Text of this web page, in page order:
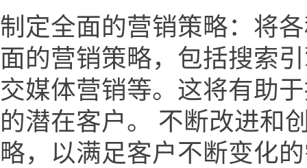
制定全面的营销策略：将
面的营销策略，包括搜索
交媒体营销等。这将有助
的潜在客户。 不断改进和
略，以满足客户不断变化